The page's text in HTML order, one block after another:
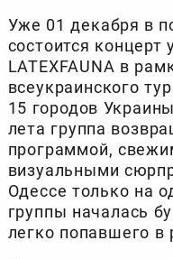
Уже 01 декабря в
состоится концерт
LATEXFAUNA в
всеукраинского
15 городов
лета группа
программой,
визуальными
Одессе только на
группы началась
легко попавшего в